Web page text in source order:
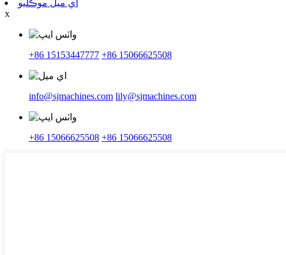
اي ميل موڪليو
x
+86 15153447777 +86 15066625508
info@sjmachines.com lily@sjmachines.com
+86 15066625508 +86 15066625508